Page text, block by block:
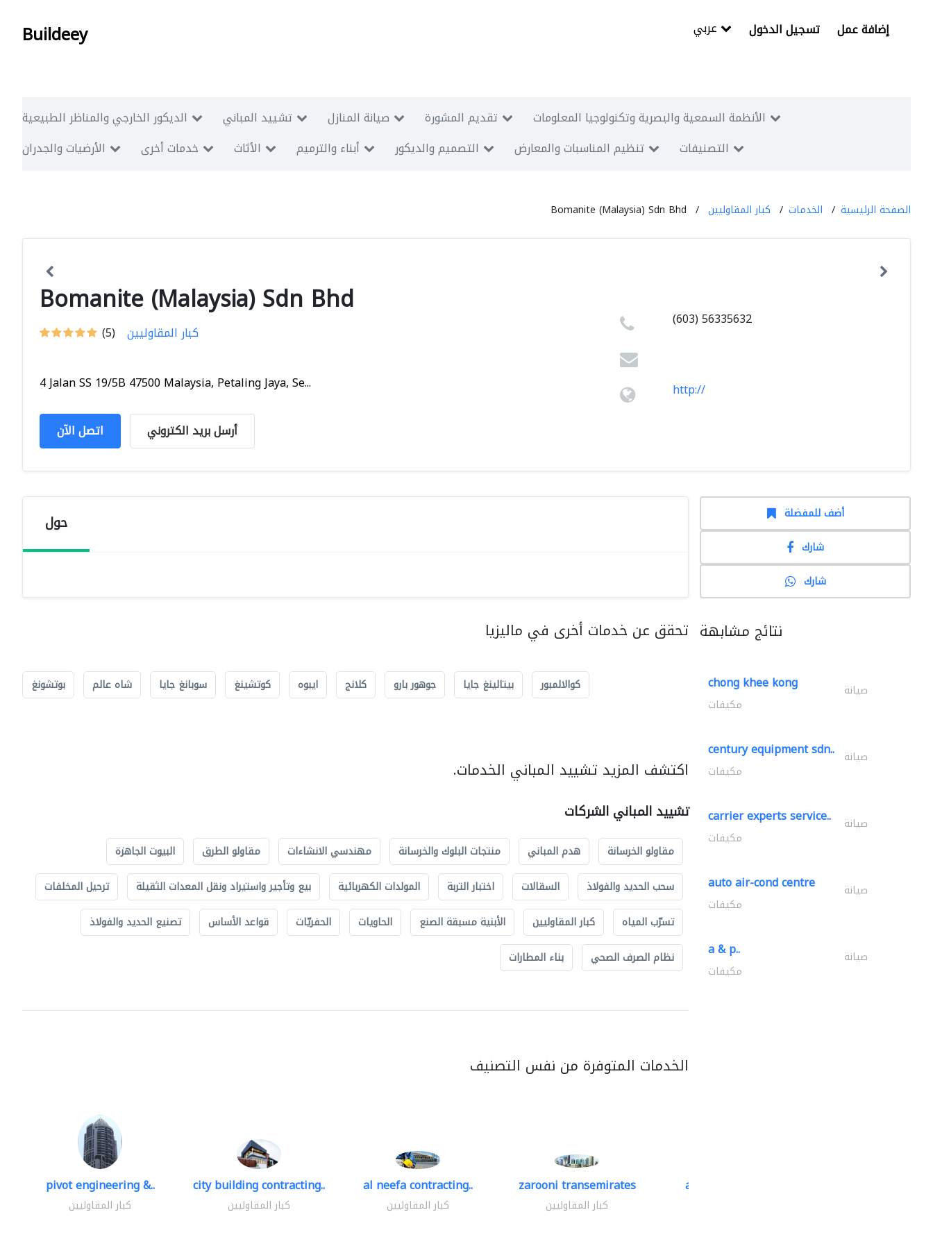
Buildeey تسجيل الدخول إضافة عمل
الديكور الخارجي والمناظر الطبيعية تشييد المباني صيانة المنازل تقديم المشورة
الأنظمة السمعية والبصرية وتكنولوجيا المعلومات
الأرضيات والجدران
خدمات أخرى الأثاث أبناء والترميم التصميم والديكور تنظيم المناسبات والمعارض التصنيفات
الصفحة الرئيسية الخدمات كبار المقاوليين Bomanite (Malaysia) Sdn Bhd
Bomanite (Malaysia) Sdn Bhd
(5) كبار المقاوليين
4 Jalan SS 19/5B 47500 Malaysia, Petaling Jaya, Se...
اتصل الآن أرسل بريد الكتروني
(603) 56335632
http://
حول
تحقق عن خدمات أخرى في ماليزيا
كوالالمبور بيتالينغ جايا جوهور بارو كلانج ايبوه كوتشينغ سوبانغ جايا شاه عالم بوتشونغ
اكتشف المزيد تشييد المباني الخدمات.
تشييد المباني الشركات
مقاولو الخرسانة هدم المباني منتجات البلوك والخرسانة مهندسي الانشاءات مقاولو الطرق
البيوت الجاهزة
سحب الحديد والفولاذ
السقالات اختبار التربة المولدات الكهربائية بيع وتأجير واستيراد ونقل المعدات الثقيلة
ترحيل المخلفات
تسرّب المياه
كبار المقاوليين الأبنية مسبقة الصنع الحاويات الحفريّات قواعد الأساس
تصنيع الحديد والفولاذ
نظام الصرف الصحي
بناء المطارات
الخدمات المتوفرة من نفس التصنيف
pivot engineering &..
كبار المقاوليين
city building contracting..
كبار المقاوليين
al neefa contracting..
كبار المقاوليين
zarooni transemirates
كبار المقاوليين
accurate bldh cont..
أضف للمفضلة
شارك
شارك
نتائج مشابهة
chong khee kong صيانة
مكيفات
century equipment sdn.. صيانة
مكيفات
carrier experts service.. صيانة
مكيفات
auto air-cond centre صيانة
مكيفات
a & p.. صيانة
مكيفات